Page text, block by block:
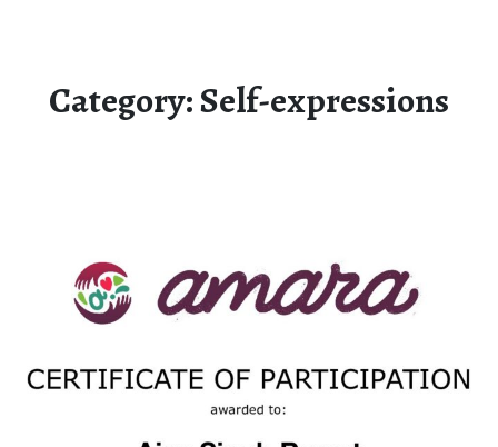
Category:Self-expressions